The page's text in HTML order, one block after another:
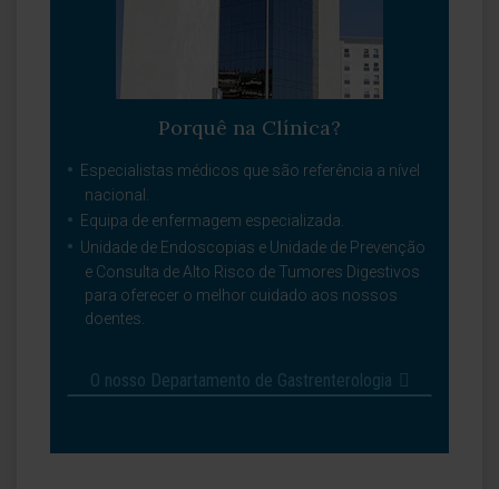
Porquê na Clínica?
Especialistas médicos que são referência a nível
nacional.
Equipa de enfermagem especializada.
Unidade de Endoscopias e Unidade de Prevenção
e Consulta de Alto Risco de Tumores Digestivos
para oferecer o melhor cuidado aos nossos
doentes.
O nosso Departamento de Gastrenterologia